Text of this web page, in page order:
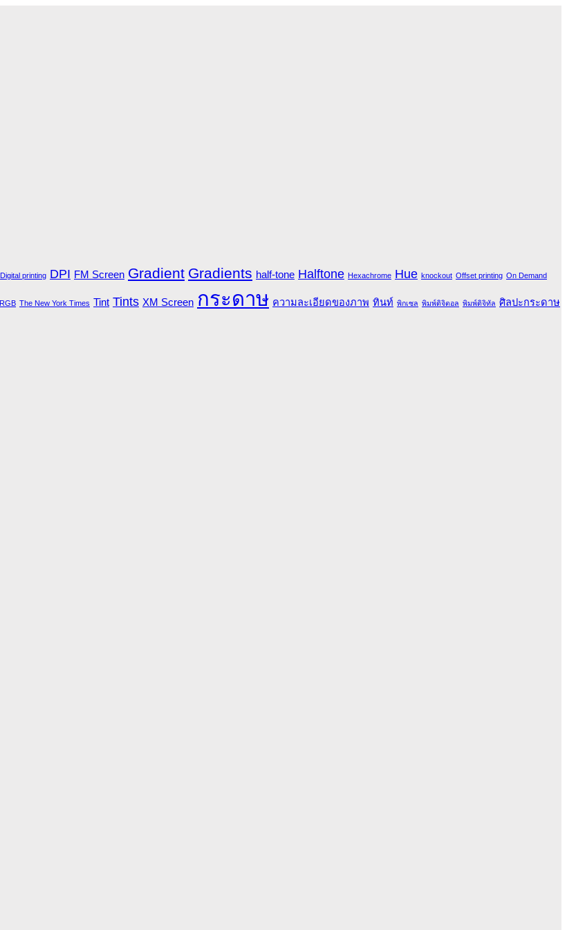
Digital printing DPI FM Screen Gradient Gradients half-tone Halftone Hexachrome Hue knockout Offset printing On Demand
RGB The New York Times Tint Tints XM Screen กระดาษ ความละเอียดของภาพ ทินท์ พิกเซล พิมพ์ดิจิตอล พิมพ์ดิจิทัล ศิลปะกระดาษ